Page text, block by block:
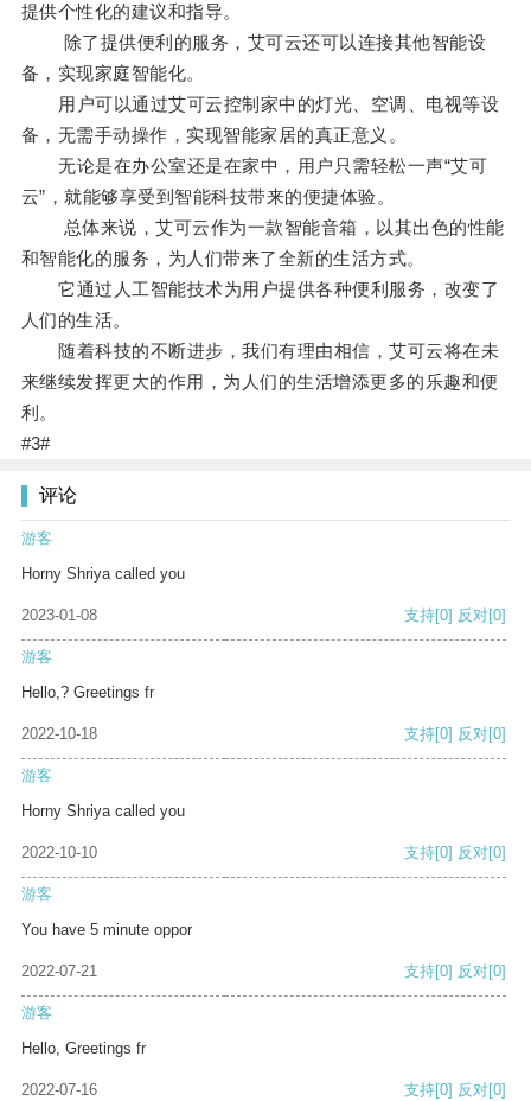
提供个性化的建议和指导。
除了提供便利的服务，艾可云还可以连接其他智能设
备，实现家庭智能化。
用户可以通过艾可云控制家中的灯光、空调、电视等设
备，无需手动操作，实现智能家居的真正意义。
无论是在办公室还是在家中，用户只需轻松一声“艾可
云”，就能够享受到智能科技带来的便捷体验。
总体来说，艾可云作为一款智能音箱，以其出色的性能
和智能化的服务，为人们带来了全新的生活方式。
它通过人工智能技术为用户提供各种便利服务，改变了
人们的生活。
随着科技的不断进步，我们有理由相信，艾可云将在未
来继续发挥更大的作用，为人们的生活增添更多的乐趣和便
利。
#3#
评论
游客
Horny Shriya called you
2023-01-08 支持[0] 反对[0]
游客
Hello,? Greetings fr
2022-10-18 支持[0] 反对[0]
游客
Horny Shriya called you
2022-10-10 支持[0] 反对[0]
游客
You have 5 minute oppor
2022-07-21 支持[0] 反对[0]
游客
Hello, Greetings fr
2022-07-16 支持[0] 反对[0]